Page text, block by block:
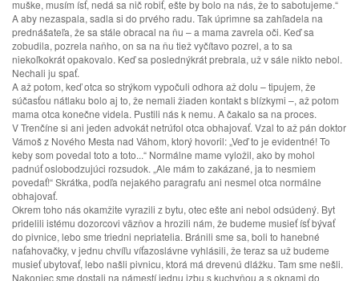
muške, musím ísť, nedá sa nič robiť, ešte by bolo na nás, že to sabotujeme.“
A aby nezaspala, sadla si do prvého radu. Tak úprimne sa zahľadela na
prednášateľa, že sa stále obracal na ňu – a mama zavrela oči. Keď sa
zobudila, pozrela naňho, on sa na ňu tiež vyčítavo pozrel, a to sa
niekoľkokrát opakovalo. Keď sa poslednýkrát prebrala, už v sále nikto nebol.
Nechali ju spať.
A až potom, keď otca so strýkom vypočuli odhora až dolu – tipujem, že
súčasťou nátlaku bolo aj to, že nemali žiaden kontakt s blízkymi –, až potom
mama otca konečne videla. Pustili nás k nemu. A čakalo sa na proces.
V Trenčíne si ani jeden advokát netrúfol otca obhajovať. Vzal to až pán doktor
Vámoš z Nového Mesta nad Váhom, ktorý hovoril: „Veď to je evidentné! To
keby som povedal toto a toto...“ Normálne mame vyložil, ako by mohol
padnúť oslobodzujúci rozsudok. „Ale mám to zakázané, ja to nesmiem
povedať!“ Skrátka, podľa nejakého paragrafu ani nesmel otca normálne
obhajovať.
Okrem toho nás okamžite vyrazili z bytu, otec ešte ani nebol odsúdený. Byt
pridelili istému dozorcovi väzňov a hrozili nám, že budeme musieť ísť bývať
do pivnice, lebo sme triedni nepriatelia. Bránili sme sa, boli to hanebné
naťahovačky, v jednu chvíľu víťazoslávne vyhlásili, že teraz sa už budeme
musieť ubytovať, lebo našli pivnicu, ktorá má drevenú dlážku. Tam sme nešli.
Nakoniec sme dostali na námestí jednu izbu s kuchyňou a s oknami do